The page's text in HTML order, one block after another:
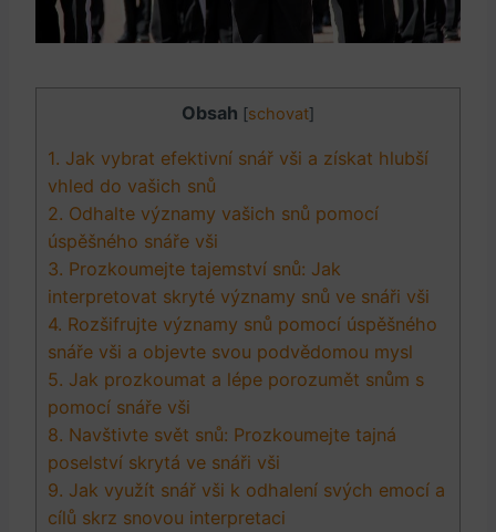
Obsah [schovat]
1. ‌Jak vybrat efektivní snář vši‍ a získat hlubší
vhled do vašich snů
2. Odhalte významy‍ vašich ⁢snů pomocí
úspěšného snáře vši
3. Prozkoumejte tajemství⁤ snů: Jak
interpretovat skryté ‍významy snů ve snáři vši
4. Rozšifrujte‍ významy snů⁤ pomocí úspěšného
snáře vši a⁣ objevte svou podvědomou mysl
5. Jak prozkoumat‍ a lépe porozumět snům s​
pomocí snáře vši
8. Navštivte svět snů: Prozkoumejte tajná
poselství skrytá ve snáři vši
9.‌ Jak využít snář vši⁢ k odhalení svých emocí a
cílů skrz snovou interpretaci